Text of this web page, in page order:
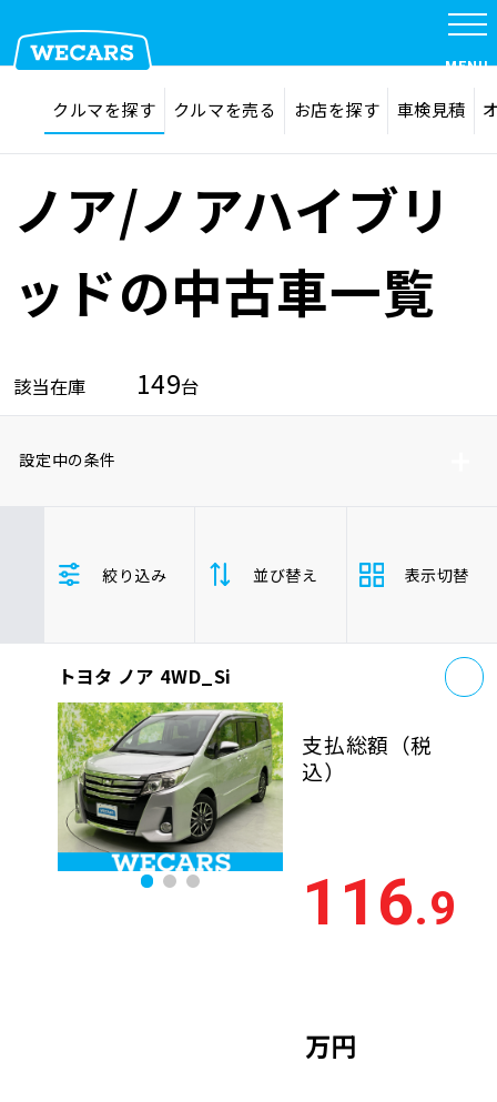
在庫検索 サイト内検索
MENU
クルマを探す
品質管理とサポート体制
お問い合わせ
企業情報
0120-733-500
クルマを探す クルマを売る お店を探す 車検見積
ノア/ノアハイブリ
ッドの中古車一覧
該当在庫 149台
設定中の条件
ホンダ
マツダ
ミツビシ
ノア/ノアハイブリッド
ミニバン/ワンボックス
絞り込み 並び替え
支払総
額
高
年式 新しい順
走行距
離
排気量 大きい順 小さ
表示切替
トヨタ ノア 4WD_Si
支払総額 （税
込）
116.9
万円